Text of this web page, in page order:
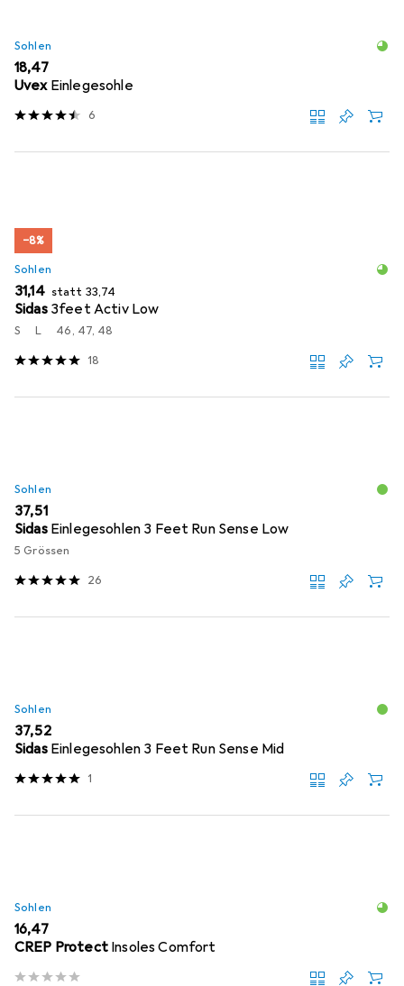
Sohlen
EUR
18,47
Uvex Einlegesohle
6
−8%
Sohlen
EUR
31,14 statt EUR
33,74
Sidas 3feet Activ Low
S L 46, 47, 48
18
Sohlen
EUR
37,51
Sidas Einlegesohlen 3 Feet Run Sense Low
5 Grössen
26
Sohlen
EUR
37,52
Sidas Einlegesohlen 3 Feet Run Sense Mid
1
Sohlen
EUR
16,47
CREP Protect Insoles Comfort